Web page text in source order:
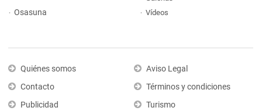
Osasuna
Vídeos
Quiénes somos
Contacto
Publicidad
Aviso Legal
Términos y condiciones
Turismo